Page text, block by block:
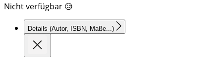
Nicht verfügbar 😥
Details (Autor, ISBN, Maße...)